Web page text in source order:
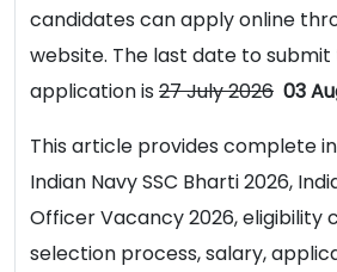
candidates can apply online
website. The last date to
application is 27 July 2026 03
This article provides complete
Indian Navy SSC Bharti 2026,
Officer Vacancy 2026, eligibility
selection process, salary,